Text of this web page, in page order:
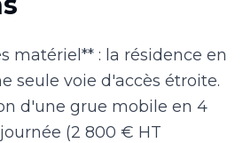
matériel** : la résidence en
seule voie d'accès étroite.
d'une grue mobile en 4
(2 800 € HT